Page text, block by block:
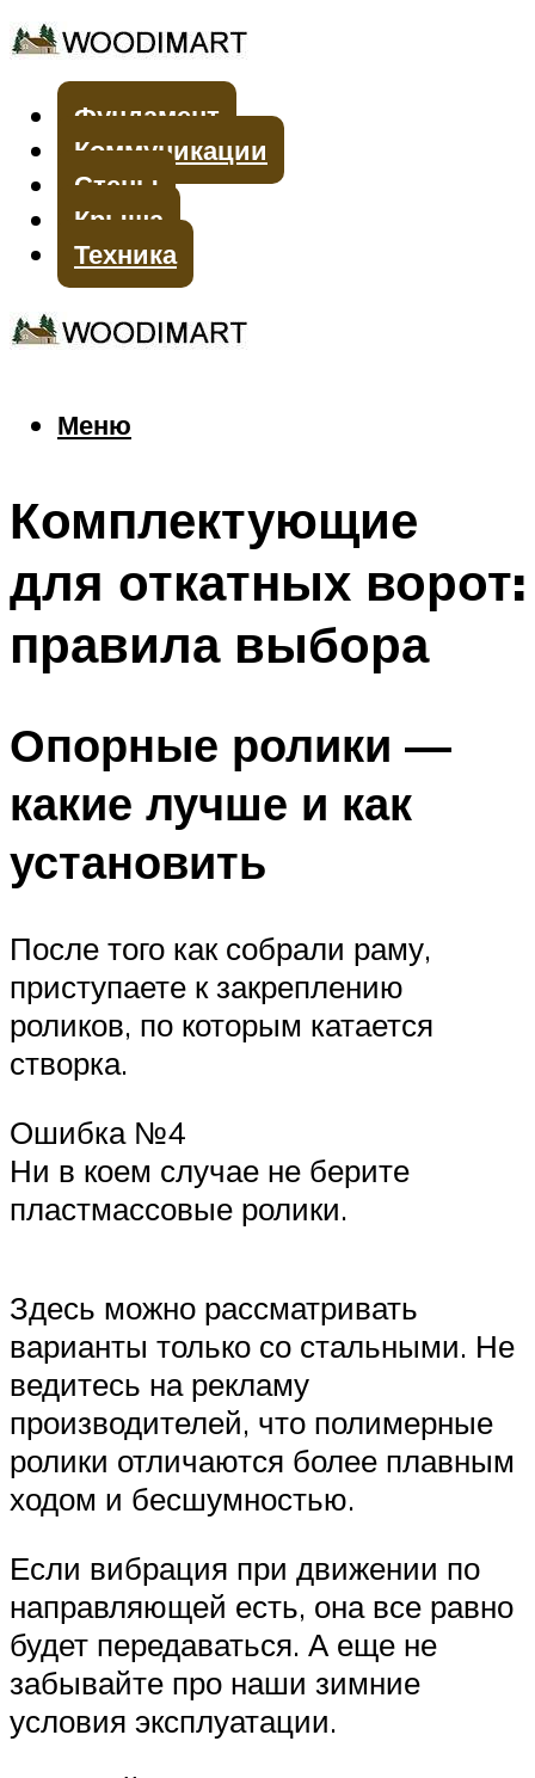
Фундамент
Коммуникации
Стены
Крыша
Техника
Меню
Меню
Комплектующие
для откатных ворот:
правила выбора
Опорные ролики —
какие лучше и как
установить
После того как собрали раму,
приступаете к закреплению
роликов, по которым катается
створка.
Ошибка №4
Ни в коем случае не берите
пластмассовые ролики.
Здесь можно рассматривать
варианты только со стальными. Не
ведитесь на рекламу
производителей, что полимерные
ролики отличаются более плавным
ходом и бесшумностью.
Если вибрация при движении по
направляющей есть, она все равно
будет передаваться. А еще не
забывайте про наши зимние
условия эксплуатации.